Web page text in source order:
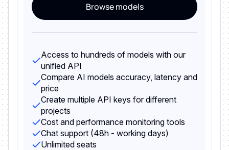
Browse models
Access to hundreds of models with our
unified API
Compare AI models accuracy, latency and
price
Create multiple API keys for different
projects
Cost and performance monitoring tools
Chat support (48h - working days)
Unlimited seats